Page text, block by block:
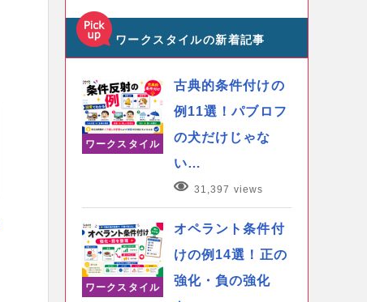
ワークスタイルの新着記事
ワークスタイル
古典的条件付けの
例11選！パブロフ
の犬だけじゃな
い…
31,397 views
ワークスタイル
オペラント条件付
けの例14選！正の
強化・負の強化